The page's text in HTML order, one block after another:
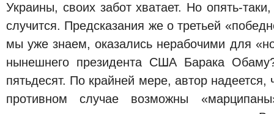
Украины, своих забот хватает. Но опять-
случится. Предсказания же о третьей
мы уже знаем, оказались нерабочими для
нынешнего президента США Барака
пятьдесят. По крайней мере, автор надеется,
противном случае возможны